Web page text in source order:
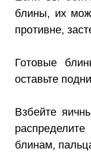
блины, их
противне,
Готовые
оставьте
Взбейте
блинам,